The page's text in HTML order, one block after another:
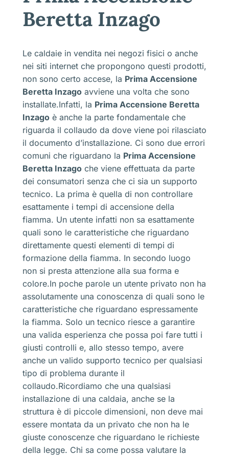
Beretta Inzago
Le caldaie in vendita nei negozi fisici o anche
nei siti internet che propongono questi prodotti,
non sono certo accese, la Prima Accensione
Beretta Inzago avviene una volta che sono
installate.Infatti, la Prima Accensione Beretta
Inzago è anche la parte fondamentale che
riguarda il collaudo da dove viene poi rilasciato
il documento d’installazione. Ci sono due errori
comuni che riguardano la Prima Accensione
Beretta Inzago che viene effettuata da parte
dei consumatori senza che ci sia un supporto
tecnico. La prima è quella di non controllare
esattamente i tempi di accensione della
fiamma. Un utente infatti non sa esattamente
quali sono le caratteristiche che riguardano
direttamente questi elementi di tempi di
formazione della fiamma. In secondo luogo
non si presta attenzione alla sua forma e
colore.In poche parole un utente privato non ha
assolutamente una conoscenza di quali sono le
caratteristiche che riguardano espressamente
la fiamma. Solo un tecnico riesce a garantire
una valida esperienza che possa poi fare tutti i
giusti controlli e, allo stesso tempo, avere
anche un valido supporto tecnico per qualsiasi
tipo di problema durante il
collaudo.Ricordiamo che una qualsiasi
installazione di una caldaia, anche se la
struttura è di piccole dimensioni, non deve mai
essere montata da un privato che non ha le
giuste conoscenze che riguardano le richieste
della legge. Chi sa come possa valutare la